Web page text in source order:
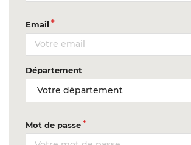
Email
Département
Mot de passe